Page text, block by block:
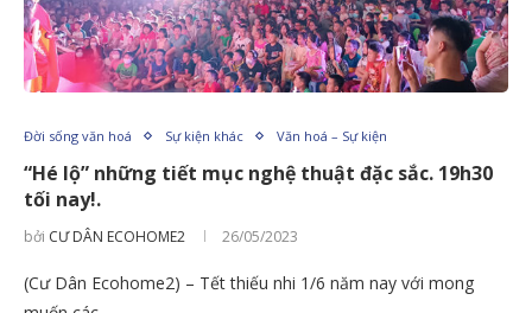
Đời sống văn hoá Sự kiện khác Văn hoá – Sự kiện
“Hé lộ” những tiết mục nghệ thuật đặc sắc. 19h30
tối nay!.
bởi CƯ DÂN ECOHOME2 26/05/2023
(Cư Dân Ecohome2) – Tết thiếu nhi 1/6 năm nay với mong